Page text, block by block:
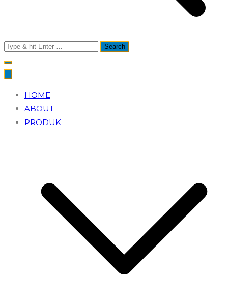
Search
for:
HOME
ABOUT
PRODUK